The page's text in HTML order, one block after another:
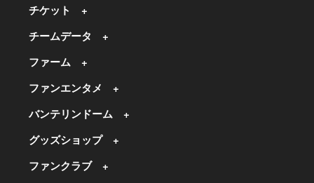
チケット
チームデータ
ファーム
ファンエンタメ
バンテリンドーム
グッズショップ
ファンクラブ